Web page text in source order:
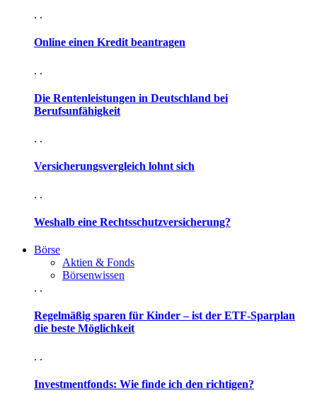
. .
Online einen Kredit beantragen
. .
Die Rentenleistungen in Deutschland bei
Berufsunfähigkeit
. .
Versicherungsvergleich lohnt sich
. .
Weshalb eine Rechtsschutzversicherung?
Börse
Aktien & Fonds
Börsenwissen
. .
Regelmäßig sparen für Kinder – ist der ETF-Sparplan
die beste Möglichkeit
. .
Investmentfonds: Wie finde ich den richtigen?